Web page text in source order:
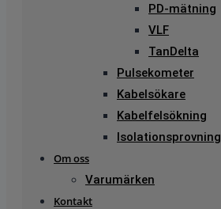
PD-mätning
VLF
TanDelta
Pulsekometer
Kabelsökare
Kabelfelsökning
Isolationsprovning
Om oss
Varumärken
Kontakt